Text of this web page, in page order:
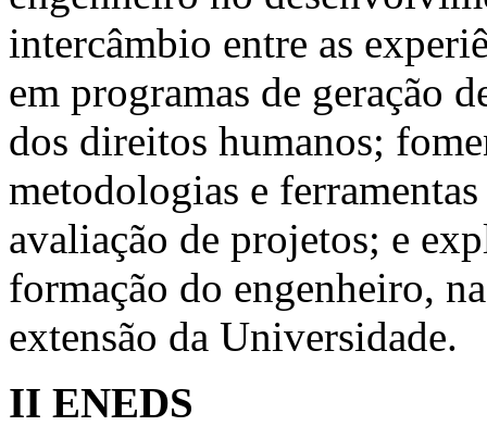
intercâmbio entre as
em programas de geração
dos direitos humanos;
metodologias e
avaliação de projetos; e
formação do engenheiro,
extensão da Universidade.
II ENEDS